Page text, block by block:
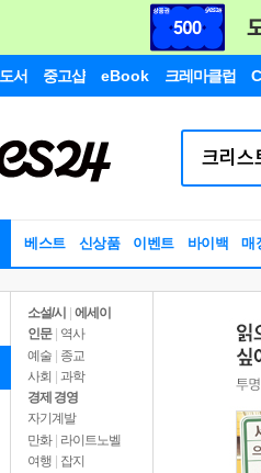
서 중고샵 eBook 크레마클럽
베스트 신상품 이벤트 바이백 매
소설/시
에세이
인문
역사
예술 | 종교
사회 | 과학
경제 경영
자기계발
만화 | 라이트노벨
여행
잡지